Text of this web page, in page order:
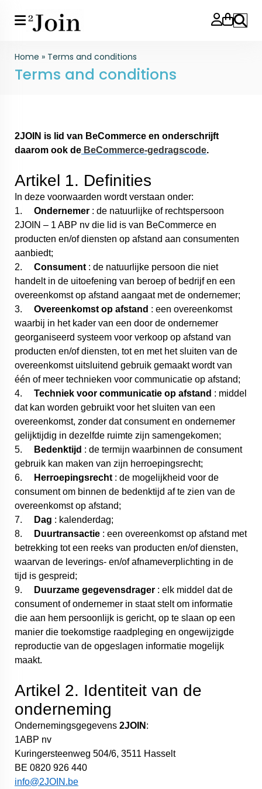
Search
Home » Terms and conditions
Terms and conditions
2JOIN is lid van BeCommerce en onderschrijft
daarom ook de BeCommerce-gedragscode.
Artikel 1. Definities
In deze voorwaarden wordt verstaan onder:
1.
Ondernemer : de natuurlijke of rechtspersoon
2JOIN – 1 ABP nv die lid is van BeCommerce en
producten en/of diensten op afstand aan consumenten
aanbiedt;
2.
Consument : de natuurlijke persoon die niet
handelt in de uitoefening van beroep of bedrijf en een
overeenkomst op afstand aangaat met de ondernemer;
3.
Overeenkomst op afstand : een overeenkomst
waarbij in het kader van een door de ondernemer
georganiseerd systeem voor verkoop op afstand van
producten en/of diensten, tot en met het sluiten van de
overeenkomst uitsluitend gebruik gemaakt wordt van
één of meer technieken voor communicatie op afstand;
4.
Techniek voor communicatie op afstand : middel
dat kan worden gebruikt voor het sluiten van een
overeenkomst, zonder dat consument en ondernemer
gelijktijdig in dezelfde ruimte zijn samengekomen;
5.
Bedenktijd : de termijn waarbinnen de consument
gebruik kan maken van zijn herroepingsrecht;
6.
Herroepingsrecht : de mogelijkheid voor de
consument om binnen de bedenktijd af te zien van de
overeenkomst op afstand;
7.
Dag : kalenderdag;
8.
Duurtransactie : een overeenkomst op afstand met
betrekking tot een reeks van producten en/of diensten,
waarvan de leverings- en/of afnameverplichting in de
tijd is gespreid;
9.
Duurzame gegevensdrager : elk middel dat de
consument of ondernemer in staat stelt om informatie
die aan hem persoonlijk is gericht, op te slaan op een
manier die toekomstige raadpleging en ongewijzigde
reproductie van de opgeslagen informatie mogelijk
maakt.
Artikel 2. Identiteit van de
onderneming
Ondernemingsgegevens 2JOIN :
1ABP nv
Kuringersteenweg 504/6, 3511 Hasselt
BE 0820 926 440
info@2JOIN.be